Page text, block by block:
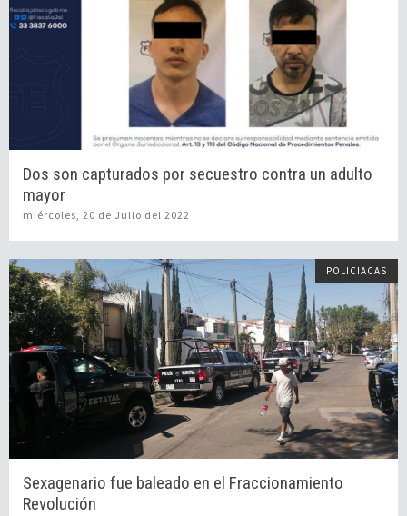
Dos son capturados por secuestro contra un adulto
mayor
miércoles, 20 de Julio del 2022
POLICIACAS
Sexagenario fue baleado en el Fraccionamiento
Revolución